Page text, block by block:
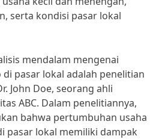
serta kondisi pasar lokal
mendalam mengenai
pasar lokal adalah penelitian
John Doe, seorang ahli
ABC. Dalam penelitiannya,
bahwa pertumbuhan usaha
pasar lokal memiliki dampak